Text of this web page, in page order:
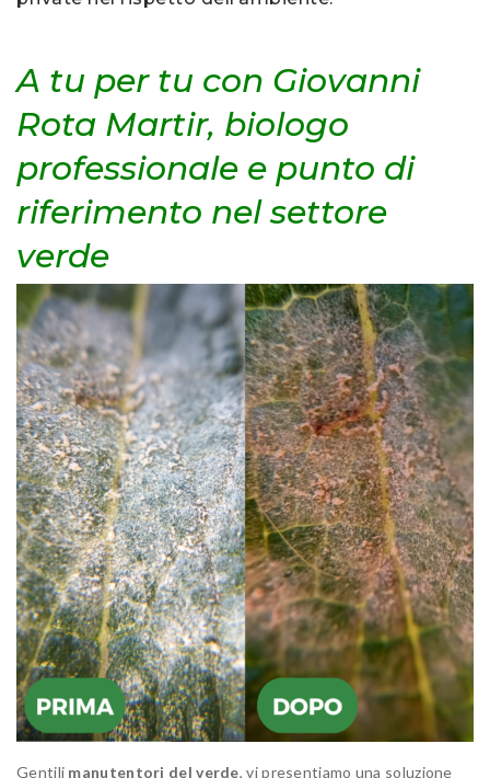
A tu per tu con Giovanni
Rota Martir, biologo
professionale e punto di
riferimento nel settore
verde
Gentili manutentori del verde, vi presentiamo una soluzione